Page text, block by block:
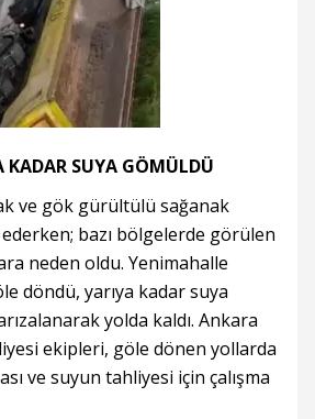
KADAR SUYA GÖMÜLDÜ
ve gök gürültülü sağanak
bazı bölgelerde görülen
neden oldu. Yenimahalle
döndü, yarıya kadar suya
yolda kaldı. Ankara
ekipleri, göle dönen yollarda
ve suyun tahliyesi için çalışma